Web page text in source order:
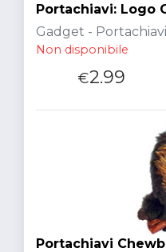
Portachiavi: Logo
Gadget - Portachiavi
Non disponibile
€2.99
Portachiavi